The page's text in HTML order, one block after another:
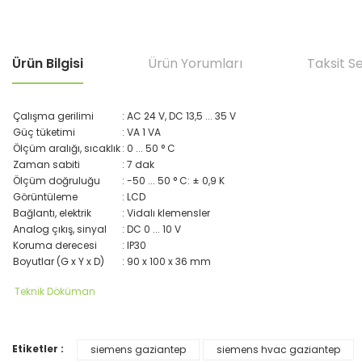
Ürün Bilgisi Ürün Yorumları Taksit
Çalışma gerilimi
: AC 24 V, DC 13,5 ... 35 V
Güç tüketimi
: VA 1 VA
Ölçüm aralığı, sıcaklık: 0 ... 50 ° C
Zaman sabiti
: 7 dak
Ölçüm doğruluğu
: -50 ... 50 ° C: ± 0,9 K
Görüntüleme
: LCD
Bağlantı, elektrik
: Vidalı klemensler
Analog çıkış, sinyal
: DC 0 ... 10 V
Koruma derecesi
: IP30
Boyutlar (G x Y x D)
: 90 x 100 x 36 mm
Teknik Döküman
Bu ürünün fiyat bilgisi, resim, ürün açıklamalarında ve diğer
Etiketler : siemens gaziantep siemens hvac gaziantep